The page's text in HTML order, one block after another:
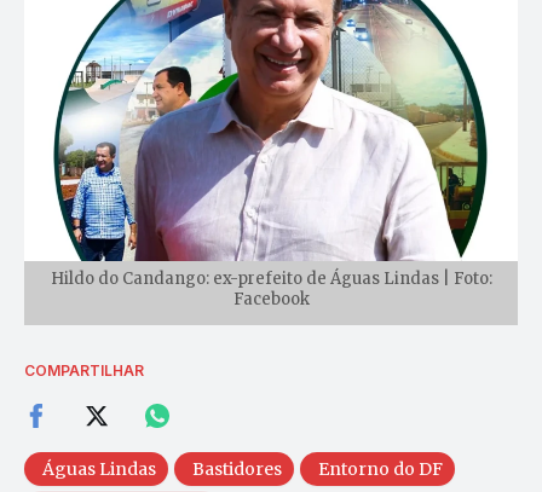
Hildo do Candango: ex-prefeito de Águas Lindas | Foto:
Facebook
COMPARTILHAR
Águas Lindas Bastidores
Entorno do DF